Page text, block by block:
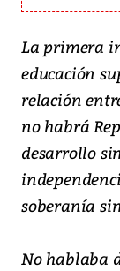
La primera
educación
relación
no habrá
desarrollo
soberanía
No hablaba